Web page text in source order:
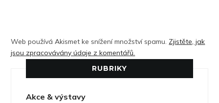
Web používá Akismet ke snížení množství spamu. Zjistěte, jak
jsou zpracovávány údaje z komentářů.
RUBRIKY
Akce & výstavy